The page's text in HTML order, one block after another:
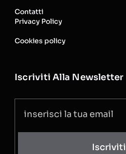
Contatti
Privacy Policy
Cookies policy
Iscriviti Alla Newsletter
Iscriviti